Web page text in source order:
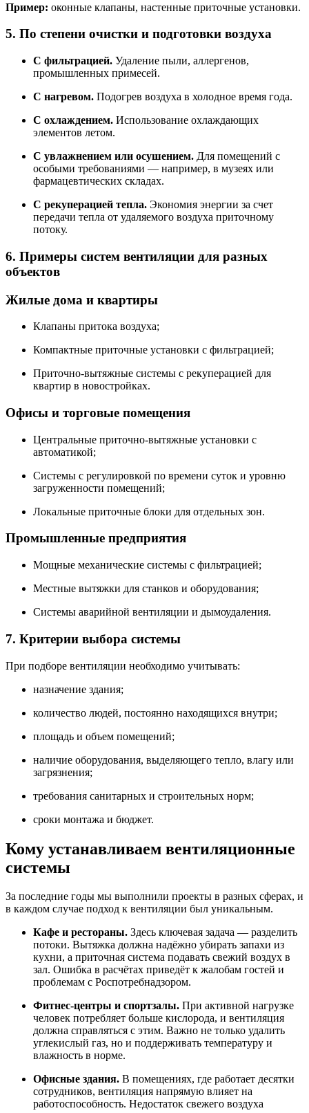
Пример: оконные клапаны, настенные приточные установки.
5. По степени очистки и подготовки воздуха
С фильтрацией. Удаление пыли, аллергенов,
промышленных примесей.
С нагревом. Подогрев воздуха в холодное время года.
С охлаждением. Использование охлаждающих
элементов летом.
С увлажнением или осушением. Для помещений с
особыми требованиями — например, в музеях или
фармацевтических складах.
С рекуперацией тепла. Экономия энергии за счет
передачи тепла от удаляемого воздуха приточному
потоку.
6. Примеры систем вентиляции для разных
объектов
Жилые дома и квартиры
Клапаны притока воздуха;
Компактные приточные установки с фильтрацией;
Приточно-вытяжные системы с рекуперацией для
квартир в новостройках.
Офисы и торговые помещения
Центральные приточно-вытяжные установки с
автоматикой;
Системы с регулировкой по времени суток и уровню
загруженности помещений;
Локальные приточные блоки для отдельных зон.
Промышленные предприятия
Мощные механические системы с фильтрацией;
Местные вытяжки для станков и оборудования;
Системы аварийной вентиляции и дымоудаления.
7. Критерии выбора системы
При подборе вентиляции необходимо учитывать:
назначение здания;
количество людей, постоянно находящихся внутри;
площадь и объем помещений;
наличие оборудования, выделяющего тепло, влагу или
загрязнения;
требования санитарных и строительных норм;
сроки монтажа и бюджет.
Кому устанавливаем вентиляционные
системы
За последние годы мы выполнили проекты в разных сферах, и
в каждом случае подход к вентиляции был уникальным.
Кафе и рестораны. Здесь ключевая задача — разделить
потоки. Вытяжка должна надёжно убирать запахи из
кухни, а приточная система подавать свежий воздух в
зал. Ошибка в расчётах приведёт к жалобам гостей и
проблемам с Роспотребнадзором.
Фитнес-центры и спортзалы. При активной нагрузке
человек потребляет больше кислорода, и вентиляция
должна справляться с этим. Важно не только удалить
углекислый газ, но и поддерживать температуру и
влажность в норме.
Офисные здания. В помещениях, где работает десятки
сотрудников, вентиляция напрямую влияет на
работоспособность. Недостаток свежего воздуха